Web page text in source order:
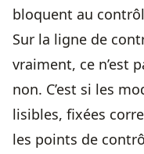
bloquent au
Sur la ligne de
vraiment, ce n’est
non. C’est si les
lisibles, fixées
les points de